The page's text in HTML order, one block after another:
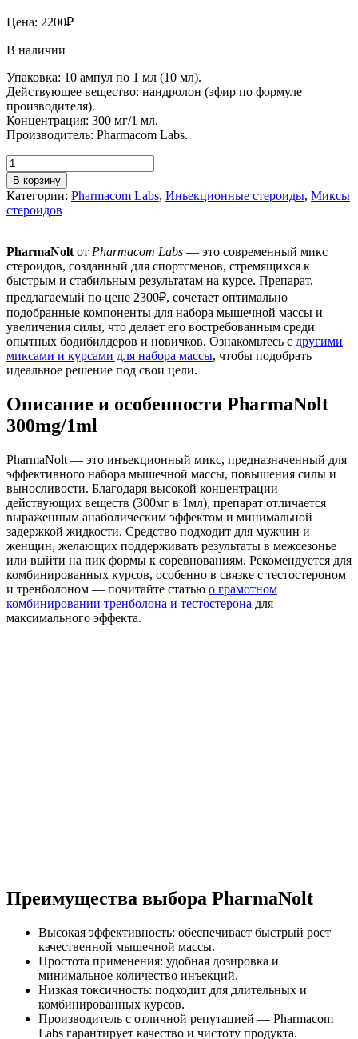
Цена: 2200₽
В наличии
Упаковка: 10 ампул по 1 мл (10 мл).
Действующее вещество: нандролон (эфир по формуле
производителя).
Концентрация: 300 мг/1 мл.
Производитель: Pharmacom Labs.
В корзину
Категории: Pharmacom Labs, Иньекционные стероиды, Миксы
стероидов
PharmaNolt от Pharmacom Labs — это современный микс
стероидов, созданный для спортсменов, стремящихся к
быстрым и стабильным результатам на курсе. Препарат,
предлагаемый по цене 2300₽, сочетает оптимально
подобранные компоненты для набора мышечной массы и
увеличения силы, что делает его востребованным среди
опытных бодибилдеров и новичков. Ознакомьтесь с другими
миксами и курсами для набора массы, чтобы подобрать
идеальное решение под свои цели.
Описание и особенности PharmaNolt
300mg/1ml
PharmaNolt — это инъекционный микс, предназначенный для
эффективного набора мышечной массы, повышения силы и
выносливости. Благодаря высокой концентрации
действующих веществ (300мг в 1мл), препарат отличается
выраженным анаболическим эффектом и минимальной
задержкой жидкости. Средство подходит для мужчин и
женщин, желающих поддерживать результаты в межсезонье
или выйти на пик формы к соревнованиям. Рекомендуется для
комбинированных курсов, особенно в связке с тестостероном
и тренболоном — почитайте статью о грамотном
комбинировании тренболона и тестостерона для
максимального эффекта.
Преимущества выбора PharmaNolt
Высокая эффективность: обеспечивает быстрый рост
качественной мышечной массы.
Простота применения: удобная дозировка и
минимальное количество инъекций.
Низкая токсичность: подходит для длительных и
комбинированных курсов.
Производитель с отличной репутацией — Pharmacom
Labs гарантирует качество и чистоту продукта.